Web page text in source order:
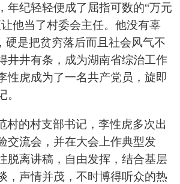
年纪轻轻便成了屈指可数的“万元
他当了村委会主任。他没有辜
硬是把贫穷落后而且社会风气不
井井有条，成为湖南省综治工作
性虎成为了一名共产党员，旋即
。
村的村支部书记，李性虎多次出
交流会，并在大会上作典型发
脱离讲稿，自由发挥，结合基层
，声情并茂，不时博得听众的热